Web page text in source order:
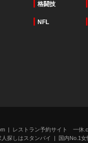
格闘技
NFL
レストラン予約サイト 一休
探しはスタンバイ 国内No.1女